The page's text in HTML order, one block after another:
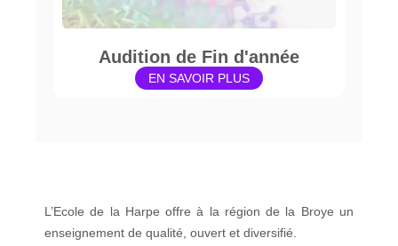
Audition de Fin d'année
EN SAVOIR PLUS
L’Ecole de la Harpe offre à la région de la Broye un
enseignement de qualité, ouvert et diversifié.